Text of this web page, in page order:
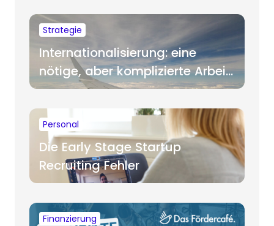
Strategie
Internationalisierung: eine
nötige, aber komplizierte Arbeit
für Startups
Personal
Die Early Stage Startup
Recruiting Fehler
Finanzierung